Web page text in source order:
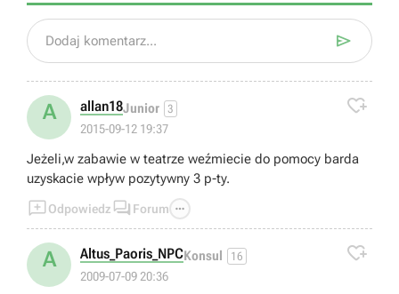
Dodaj komentarz... 
A allan18Junior 3
2015-09-12 19:37

Jeżeli,w zabawie w teatrze weźmiecie do pomocy barda
uzyskacie wpływ pozytywny 3 p-ty.
Odpowiedz  Forum 
A Altus_Paoris_NPCKonsul 16
2009-07-09 20:36
